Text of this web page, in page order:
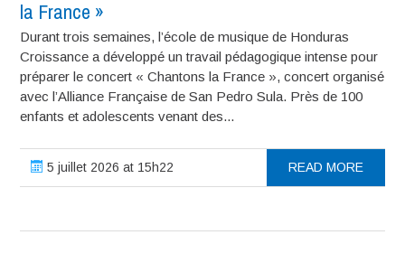
la France »
Durant trois semaines, l’école de musique de Honduras
Croissance a développé un travail pédagogique intense pour
préparer le concert « Chantons la France », concert organisé
avec l’Alliance Française de San Pedro Sula. Près de 100
enfants et adolescents venant des...
5 juillet 2026 at 15h22 READ MORE